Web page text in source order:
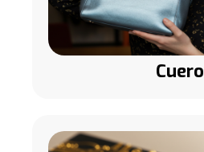
Cuero